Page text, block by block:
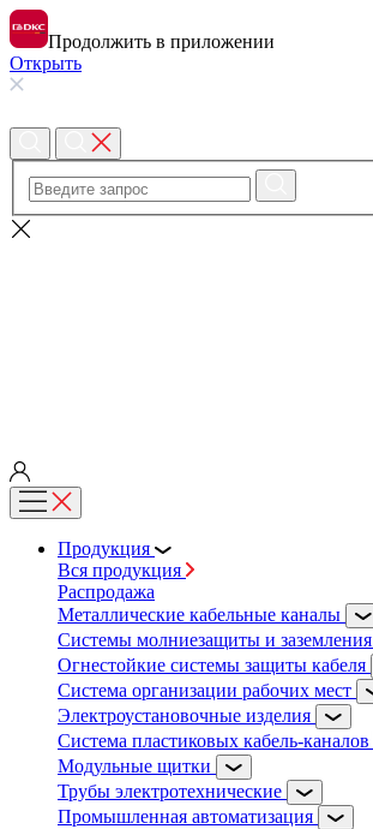
Продолжить в приложении
Открыть
Продукция
Вся продукция
Распродажа
Металлические кабельные каналы
Системы молниезащиты и заземления
Огнестойкие системы защиты кабеля
Система организации рабочих мест
Электроустановочные изделия
Система пластиковых кабель-каналов
Модульные щитки
Трубы электротехнические
Промышленная автоматизация